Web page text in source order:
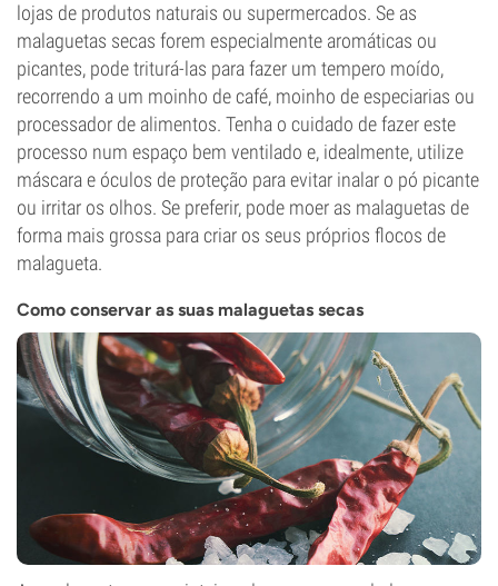
lojas de produtos naturais ou supermercados. Se as
malaguetas secas forem especialmente aromáticas ou
picantes, pode triturá-las para fazer um tempero moído,
recorrendo a um moinho de café, moinho de especiarias ou
processador de alimentos. Tenha o cuidado de fazer este
processo num espaço bem ventilado e, idealmente, utilize
máscara e óculos de proteção para evitar inalar o pó picante
ou irritar os olhos. Se preferir, pode moer as malaguetas de
forma mais grossa para criar os seus próprios flocos de
malagueta.
Como conservar as suas malaguetas secas